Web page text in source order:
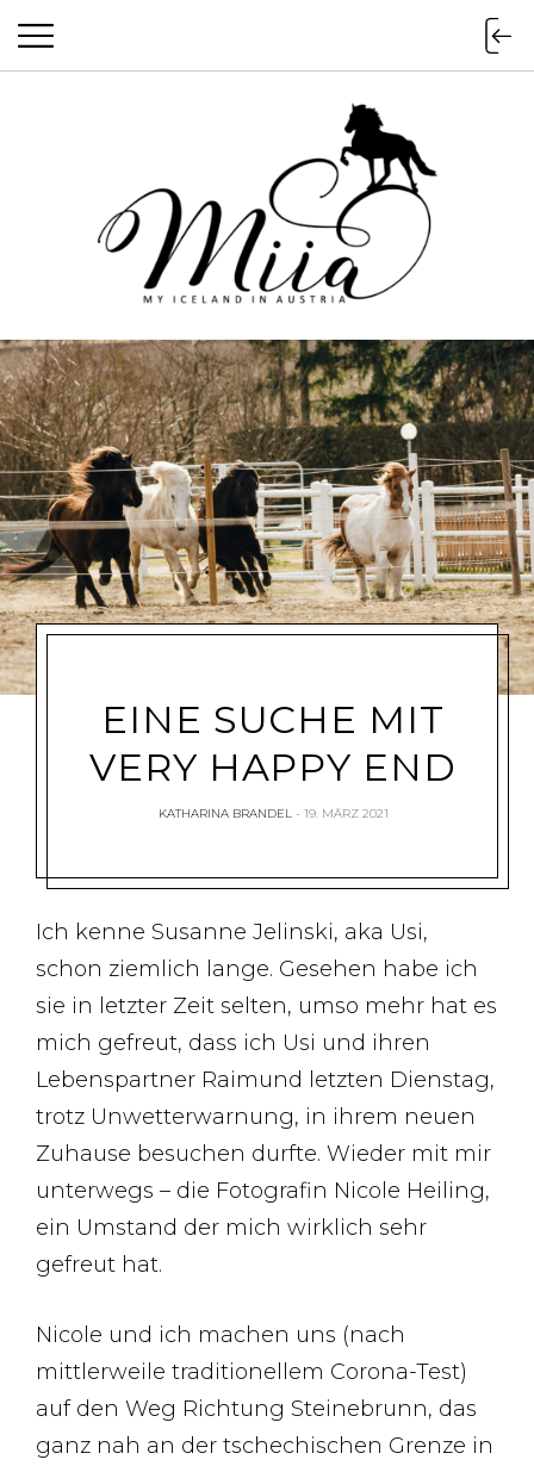
miia.at
EINE SUCHE MIT
VERY HAPPY END
KATHARINA BRANDEL 19. MÄRZ 2021
Ich kenne Susanne Jelinski, aka Usi,
schon ziemlich lange. Gesehen habe ich
sie in letzter Zeit selten, umso mehr hat es
mich gefreut, dass ich Usi und ihren
Lebenspartner Raimund letzten Dienstag,
trotz Unwetterwarnung, in ihrem neuen
Zuhause besuchen durfte. Wieder mit mir
unterwegs – die Fotografin Nicole Heiling,
ein Umstand der mich wirklich sehr
gefreut hat.
Nicole und ich machen uns (nach
mittlerweile traditionellem Corona-Test)
auf den Weg Richtung Steinebrunn, das
ganz nah an der tschechischen Grenze in